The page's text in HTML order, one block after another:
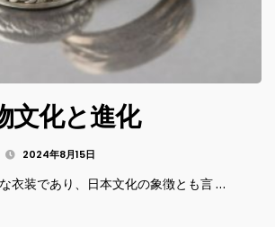
文化と進化
2024年8月15日
衣装であり、日本文化の象徴とも言 …